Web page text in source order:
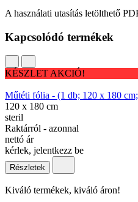
A használati utasítás letölthető
Kapcsolódó termékek
KÉSZLET AKCIÓ!
Műtéti fólia - (1 db; 120 x 180
120 x 180 cm
steril
Raktárról - azonnal
nettó ár
kérlek, jelentkezz be
Részletek
Kiváló termékek, kiváló áron!